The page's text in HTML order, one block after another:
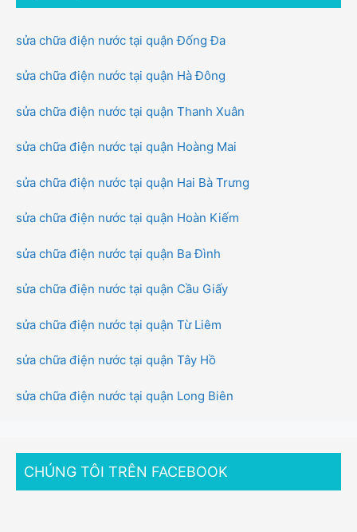
sửa chữa điện nước tại quận Đống Đa
sửa chữa điện nước tại quận Hà Đông
sửa chữa điện nước tại quận Thanh Xuân
sửa chữa điện nước tại quận Hoàng Mai
sửa chữa điện nước tại quận Hai Bà Trưng
sửa chữa điện nước tại quận Hoàn Kiếm
sửa chữa điện nước tại quận Ba Đình
sửa chữa điện nước tại quận Cầu Giấy
sửa chữa điện nước tại quận Từ Liêm
sửa chữa điện nước tại quận Tây Hồ
sửa chữa điện nước tại quận Long Biên
CHÚNG TÔI TRÊN FACEBOOK